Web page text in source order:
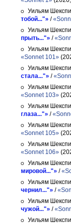
Уильям
тобой..."» /
Уильям
прыть..."» /
Уильям
«Sonnet 101»
Уильям
стала..."» /
Уильям
«Sonnet 103»
Уильям
глаза..."» /
Уильям
«Sonnet 105»
Уильям
«Sonnet 106»
Уильям
мировой..."» /
Уильям
чернил..."» /
Уильям
чужой..."» /
Уильям